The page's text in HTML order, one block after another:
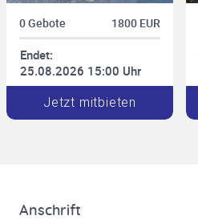
0 Gebote 1800 EUR
Endet:
25.08.2026 15:00 Uhr
Jetzt mitbieten
Anschrift